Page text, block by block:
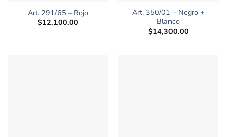
Art. 291/65 – Rojo
$12,100.00
Art. 350/01 – Negro +
Blanco
$14,300.00